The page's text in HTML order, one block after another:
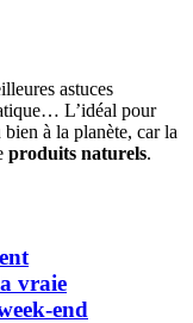
astuces
L’idéal pour
à la planète, car la
produits naturels.
vraie
end